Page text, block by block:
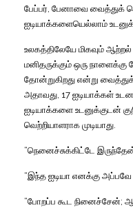
பேப்பர், பேனாவை வைத்துக்
ஐடியாக்களையெல்லாம்
உலகத்திலேயே மிகவும்
மனிதருக்கும் ஒரு
தோன்றுகிறது என்று
அதாவது, 17 ஐடியாக்கள்
ஐடியாக்களை உடனுக்குடன்
வெற்றியாளராக முடியாது.
“நெனைச்சுக்கிட்டே
“இந்த ஐடியா எனக்கு அப்பவே
“போறப்ப கூட நினைச்சேன்;